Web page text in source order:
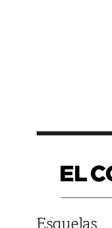
Esquelas